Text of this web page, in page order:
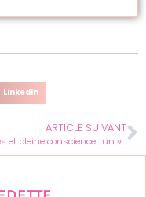
LinkedIn
ARTICLE SUIVANT
femmes et pleine conscience : un voyage étonnant vers le bien-être quotidien